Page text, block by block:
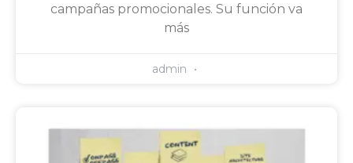
campañas promocionales. Su función va
más
admin